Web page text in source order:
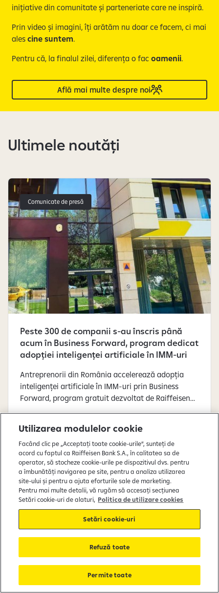
inițiative din comunitate și parteneriate care ne inspiră.
Prin video și imagini, îți arătăm nu doar ce facem, ci mai
ales cine suntem.
Pentru că, la finalul zilei, diferența o fac oamenii.
Află mai multe despre noi
Ultimele noutăți
Comunicate de presă
Peste 300 de companii s-au înscris până
acum în Business Forward, program dedicat
adopției inteligenței artificiale în IMM-uri
Antreprenorii din România accelerează adopția
inteligenței artificiale în IMM-uri prin Business
Forward, program gratuit dezvoltat de Raiffeisen
Business School AI Institute, sprijin pentru
implementare și oportunitatea de a obține granturi
în valoare totală de 1.000.000 de lei.
Comunicate de presă
Utilizarea modulelor cookie
Facând clic pe „Acceptați toate cookie-urile”, sunteți de
acord cu faptul ca Raiffeisen Bank S.A., în calitatea sa de
operator, să stocheze cookie-urile pe dispozitivul dvs. pentru
a îmbunătăți navigarea pe site, pentru a analiza utilizarea
site-ului și pentru a ajuta eforturile sale de marketing.
Pentru mai multe detalii, vă rugăm să accesați secțiunea
Setări cookie-uri de alaturi, Politica de utilizare cookies
Setări cookie-uri
Refuză toate
Permite toate